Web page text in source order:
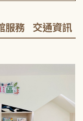
服務 交通資訊